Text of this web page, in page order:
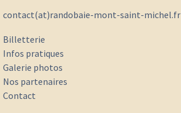
contact(at)randobaie-mont-saint-michel.fr
Billetterie
Infos pratiques
Galerie photos
Nos partenaires
Contact